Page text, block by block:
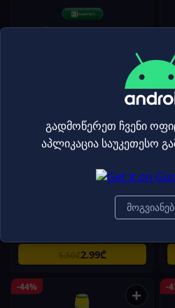
Икра и морепродукты
+
ხვეულა 200გრ
5.50₾2.99₾
-
-44% + -
გადმოწერეთ ჩვენი
აპლიკაცია საუკეთესო